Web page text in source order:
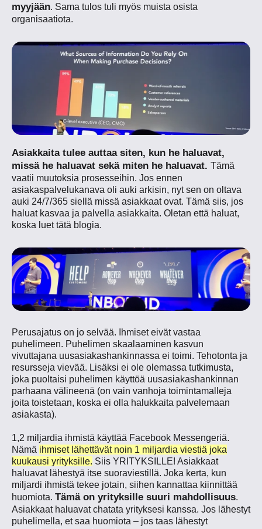
myyjään. Sama tulos tuli myös muista osista
organisaatiota.
Asiakkaita tulee auttaa siten, kun he haluavat,
missä he haluavat sekä miten he haluavat. Tämä
vaatii muutoksia prosesseihin. Jos ennen
asiakaspalvelukanava oli auki arkisin, nyt sen on oltava
auki 24/7/365 siellä missä asiakkaat ovat. Tämä siis, jos
haluat kasvaa ja palvella asiakkaita. Oletan että haluat,
koska luet tätä blogia.
Perusajatus on jo selvää. Ihmiset eivät vastaa
puhelimeen. Puhelimen skaalaaminen kasvun
vivuttajana uusasiakashankinnassa ei toimi. Tehotonta ja
resursseja vievää. Lisäksi ei ole olemassa tutkimusta,
joka puoltaisi puhelimen käyttöä uusasiakashankinnan
parhaana välineenä (on vain vanhoja toimintamalleja
joita toistetaan, koska ei olla halukkaita palvelemaan
asiakasta).
1,2 miljardia ihmistä käyttää Facebook Messengeriä.
Nämä ihmiset lähettävät noin 1 miljardia viestiä joka
kuukausi yrityksille. Siis YRITYKSILLE! Asiakkaat
haluavat lähestyä itse suoraviestillä. Joka kerta, kun
miljardi ihmistä tekee jotain, siihen kannattaa kiinnittää
huomiota. Tämä on yrityksille suuri mahdollisuus.
Asiakkaat haluavat chatata yrityksesi kanssa. Jos lähestyt
puhelimella, et saa huomiota – jos taas lähestyt